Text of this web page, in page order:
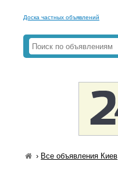
Доска частных объявлений
› Все объявления Киев